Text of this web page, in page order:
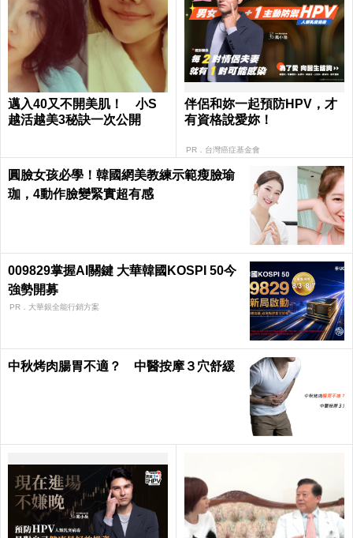
邁入40又不開美肌！ 小S
越活越美3秘訣一次公開
伴侶和妳一起預防HPV，才
有資格說愛妳！
PR．台灣癌症基金會
圓臉女孩必學！韓國網美教練示範瘦臉瑜
珈，4動作臉變緊實超有感
009829掌握AI關鍵 大華韓國KOSPI 50今
強勢開募
PR．大華銀全能行銷方案
中秋烤肉腸胃不適？ 中醫按摩３穴舒緩